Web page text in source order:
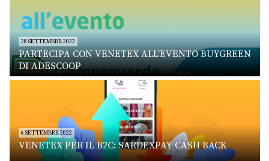
28 SETTEMBRE 2022
PARTECIPA CON VENETEX ALL’EVENTO BUYGREEN
DI ADESCOOP
6 SETTEMBRE 2022
VENETEX PER IL B2C: SARDEXPAY CASH BACK